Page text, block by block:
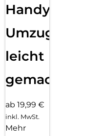
Handy
Umzug
leicht
gemacht!
ab 19,99 €
inkl. MwSt.
Mehr